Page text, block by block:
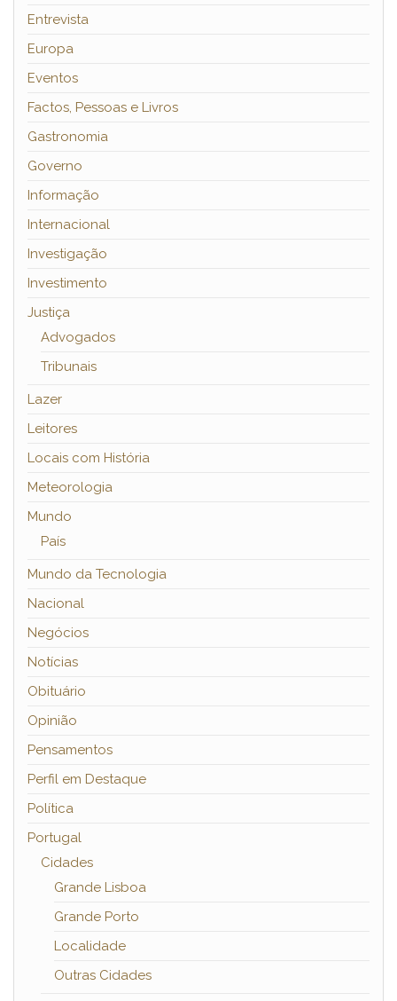
Entrevista
Europa
Eventos
Factos, Pessoas e Livros
Gastronomia
Governo
Informação
Internacional
Investigação
Investimento
Justiça
Advogados
Tribunais
Lazer
Leitores
Locais com História
Meteorologia
Mundo
País
Mundo da Tecnologia
Nacional
Negócios
Notícias
Obituário
Opinião
Pensamentos
Perfil em Destaque
Política
Portugal
Cidades
Grande Lisboa
Grande Porto
Localidade
Outras Cidades